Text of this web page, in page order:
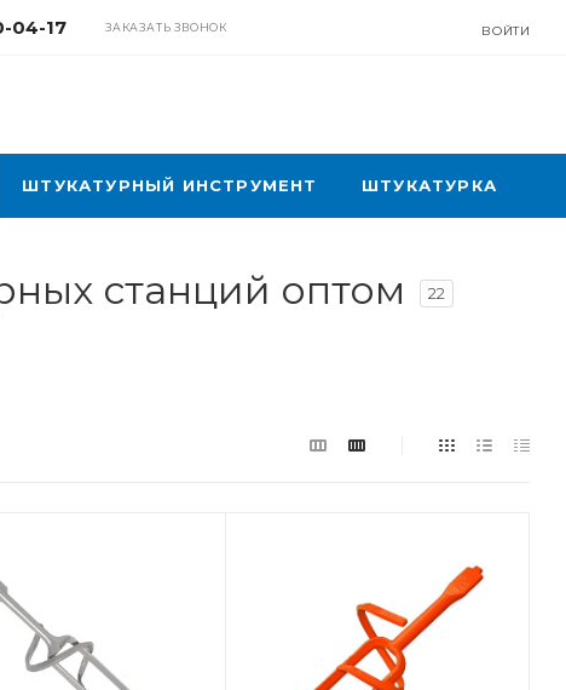
04-17 ЗАКАЗАТЬ ЗВОНОК ВОЙТИ
ШТУКАТУРНЫЙ ИНСТРУМЕНТ ШТУКАТУРКА
станций оптом 22